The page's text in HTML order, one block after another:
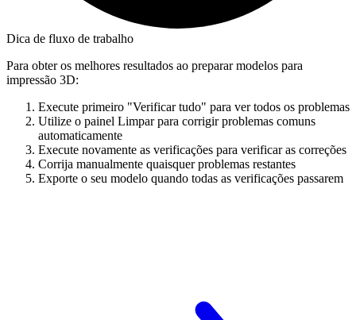
Dica de fluxo de trabalho
Para obter os melhores resultados ao preparar modelos para
impressão 3D:
Execute primeiro "Verificar tudo" para ver todos os problemas
Utilize o painel Limpar para corrigir problemas comuns
automaticamente
Execute novamente as verificações para verificar as correções
Corrija manualmente quaisquer problemas restantes
Exporte o seu modelo quando todas as verificações passarem